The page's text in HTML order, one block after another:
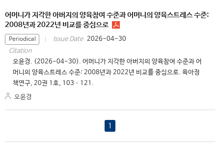
어머니가 지각한 아버지의 양육참여 수준과 어머니의 양육스트레스 수준:
2008년과 2022년 비교를 중심으로
Periodical Issue Date 2026-04-30
Citation
오윤경. (2026-04-30). 어머니가 지각한 아버지의 양육참여 수준과 어
머니의 양육스트레스 수준: 2008년과 2022년 비교를 중심으로. 육아정
책연구, 20권 1호, 103–121.
오윤경
1